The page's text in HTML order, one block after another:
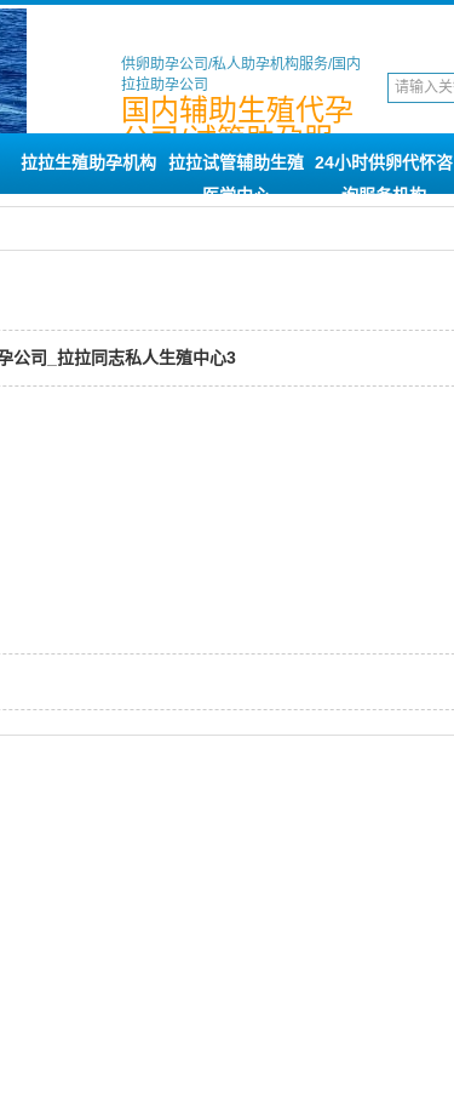
供卵助孕公司/私人助孕机构服务/国内
拉拉助孕公司
国内辅助生殖代孕
公司/试管助孕服
务/拉拉代孕机构
拉拉生殖助孕机构
拉拉试管辅助生殖
医学中心
24小时供卵代怀咨
询服务机构
公司_拉拉同志私人生殖中心3